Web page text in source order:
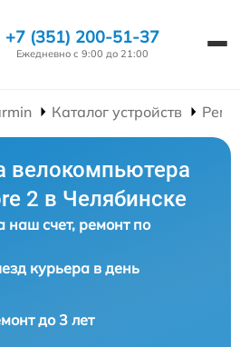
+7 (351) 200-51-37
Ежедневно с 9:00 до 21:00
Каталог устройств
велокомпьютера
2 в Челябинске
наш счет, ремонт по
курьера в день
до 3 лет